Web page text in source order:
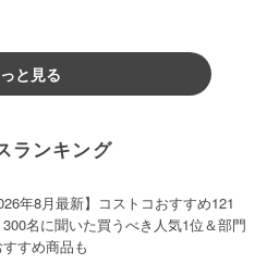
と見る
ランキング
年8月最新】コストコおすすめ121
名に聞いた買うべき人気1位＆部門
すめ商品も